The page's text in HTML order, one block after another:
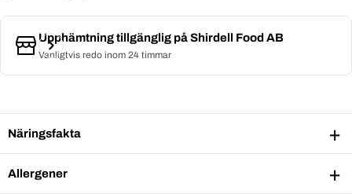
Upphämtning tillgänglig påShirdell Food AB
Vanligtvis redo inom 24 timmar
Näringsfakta
Allergener